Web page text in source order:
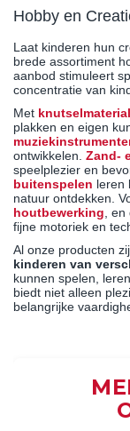
Hobby en
Laat kinderen hun
brede assortiment
aanbod stimuleert
concentratie van
Met
plakken en eigen
ontwikkelen. Zand-
speelplezier en
buitenspelen leren
natuur ontdekken.
houtbewerking, en
fijne motoriek en
Al onze producten
kinderen van
kunnen spelen,
biedt niet alleen
belangrijke